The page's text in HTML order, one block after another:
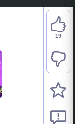
19